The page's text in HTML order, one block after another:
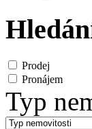
Prodej
Pronájem
Typ